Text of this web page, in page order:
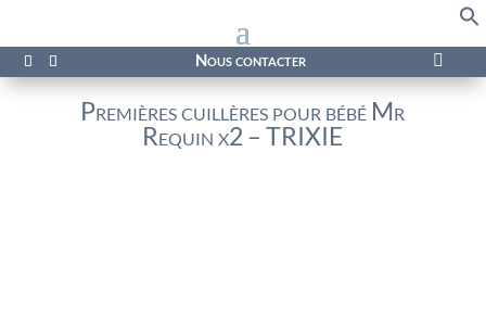
Nous contacter 
Premières cuillères pour bébé Mr
Requin x2 – TRIXIE